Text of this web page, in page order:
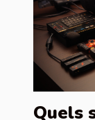
Quels